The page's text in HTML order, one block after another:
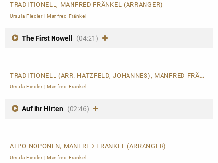
TRADITIONELL, MANFRED FRÄNKEL (ARRANGER)
Ursula Fiedler| Manfred Fränkel
The First Nowell (04:21)
TRADITIONELL (ARR. HATZFELD, JOHANNES), MANFRED FRÄNKEL (ARRANGER)
Ursula Fiedler| Manfred Fränkel
Auf ihr Hirten (02:46)
ALPO NOPONEN, MANFRED FRÄNKEL (ARRANGER)
Ursula Fiedler| Manfred Fränkel